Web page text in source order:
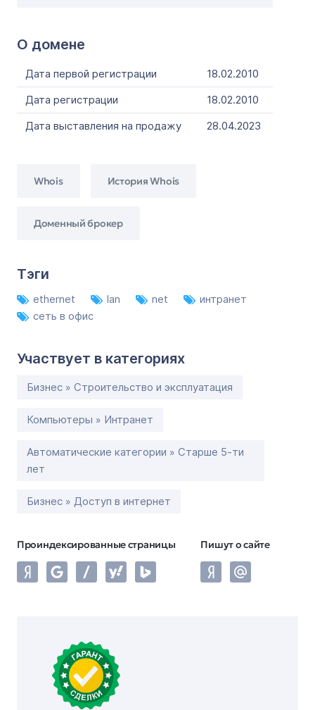
О домене
Дата первой регистрации
18.02.2010
Дата регистрации
18.02.2010
Дата выставления на продажу
28.04.2023
Whois История Whois
Доменный брокер
Тэги
ethernet lan net
интранет
сеть в офис
Участвует в категориях
Бизнес » Строительство и эксплуатация
Компьютеры » Интранет
Автоматические категории » Старше 5-ти
лет
Бизнес » Доступ в интернет
Проиндексированные страницы Пишут о сайте